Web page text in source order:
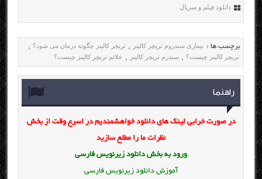
دانلود فیلم و سریال
برچسب ها : بیماری سندروم تریچر کالینز , تریچر کالینز چگونه درمان می شود؟ ,
تریچر کالینز چیست؟ , سندرم تریچر کالینز , علائم تریچر کالینز چیست؟
راهنما
در صورت خرابی لینک های دانلود خواهشمندیم در اسرع وقت از بخش
نظرات ما را مطلع سازید
ورود به بخش دانلود زیرنویس فارسی
آموزش دانلود زیرنویس فارسی